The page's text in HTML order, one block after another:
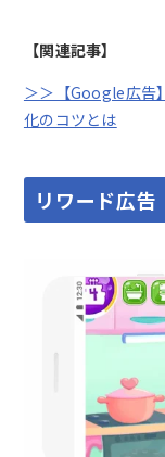
【関連記事】
＞＞【Google広告
化のコツとは
リワード広告